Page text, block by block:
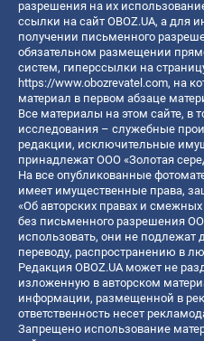
разрешения на их
ссылки на сайт OBOZ.UA, а для
получении письменного
обязательном размещении
систем, гиперссылки на
https://www.obozrevatel.com, на
материал в первом абзаце
Все материалы на этом сайте, в
исследования – служебные
редакции, исключительные
принадлежат ООО «Золотая
На все опубликованные
имеет имущественные права,
«Об авторских правах и
без письменного разрешения
использовать, они не подлежат
переводу, распространению в
Редакция OBOZ.UA может не
изложенную в авторском
информации, размещенной в
ответственность несет
Запрещено использование